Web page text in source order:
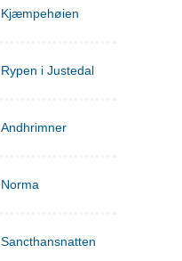
Kjæmpehøien
Rypen i Justedal
Andhrimner
Norma
Sancthansnatten